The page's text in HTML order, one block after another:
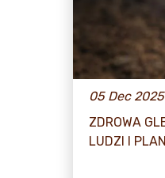
05 Dec 2025
ZDROWA
LUDZI I